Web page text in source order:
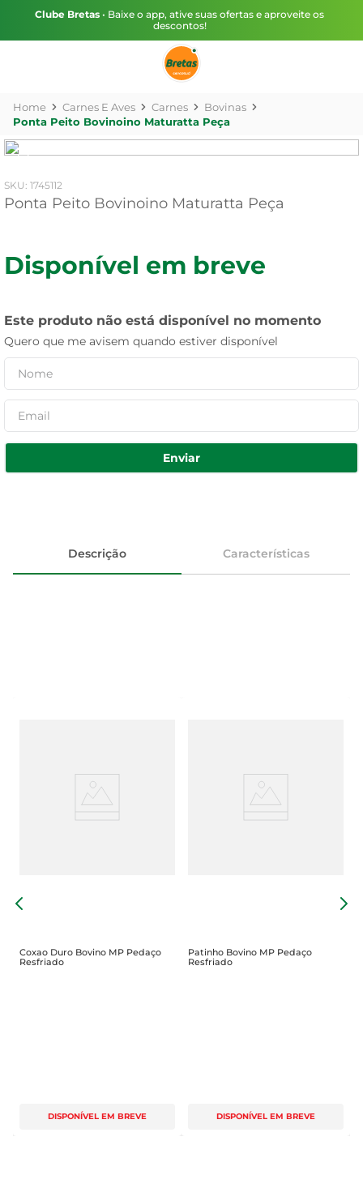
Clube Bretas • Baixe o app, ative suas ofertas e aproveite os
descontos!
Carnes E Aves Carnes
Bovinas
Ponta Peito Bovinoino Maturatta Peça
: 1745112
Ponta Peito Bovinoino Maturatta Peça
Disponível em breve
Este produto não está disponível no momento
Quero que me avisem quando estiver disponível
Enviar
Descrição Características
Coxao Duro Bovino MP Pedaço
Resfriado
DISPONÍVEL EM BREVE
Patinho Bovino MP Pedaço
Resfriado
DISPONÍVEL EM BREVE